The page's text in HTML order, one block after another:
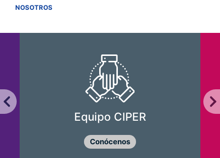
NOSOTROS
Equipo CIPER
Conócenos